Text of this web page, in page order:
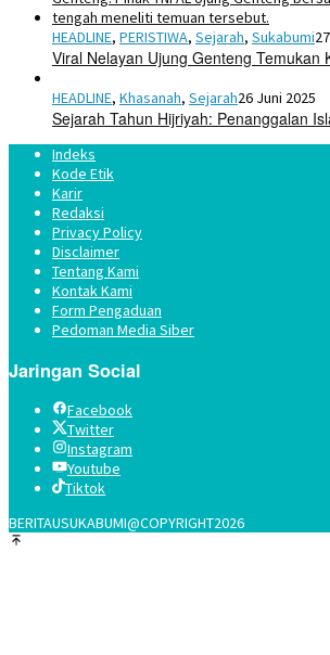
HEADLINE, PERISTIWA, Sejarah, Sukabumi
Viral Nelayan Ujung Genteng Temukan
HEADLINE, Khasanah, Sejarah26 Juni 2025
Sejarah Tahun Hijriyah: Penanggalan
Indeks
Kode Etik
Karir
Redaksi
Privacy Policy
Disclaimer
Tentang Kami
Kontak Kami
Form Pengaduan
Pedoman Media Siber
Jaringan Social
Facebook
Twitter
Instagram
Youtube
Tiktok
BERITAUSUKABUMI@COPYRIGHT2026